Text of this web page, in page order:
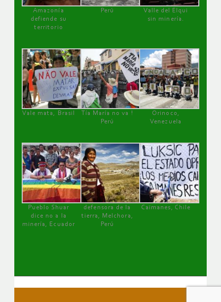
Amazonía
defiende su
territorio
Perú
Valle del Elqui
sin minería.
Vale mata, Brasil
Tía María no va !
Perú
Orinoco,
Venezuela
Pueblo Shuar
dice no a la
minería, Ecuador
defensora de la
tierra, Melchora,
Perú
Caimanes, Chile